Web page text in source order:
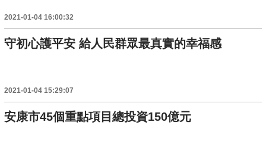
2021-01-04 16:00:32
守初心護平安 給人民群眾最真實的幸福感
2021-01-04 15:29:07
安康市45個重點項目總投資150億元